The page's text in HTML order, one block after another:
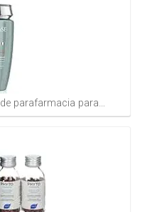
parafarmacia para…